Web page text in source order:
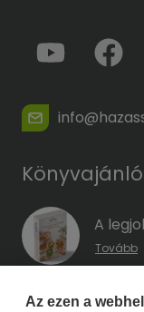
Könyvajánló
A
Tovább
A
Az ezen a